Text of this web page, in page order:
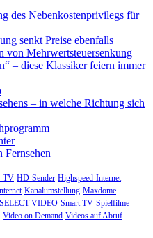
des Nebenkostenprivilegs für
senkt Preise ebenfalls
von Mehrwertsteuersenkung
– diese Klassiker feiern immer
– in welche Richtung sich
Fernsehen
TV HD-Sender Highspeed-Internet
Kanalumstellung Maxdome
SELECT VIDEO Smart TV Spielfilme
Video on Demand Videos auf Abruf